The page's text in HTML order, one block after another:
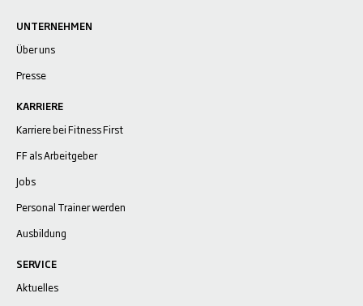
UNTERNEHMEN
Über uns
Presse
KARRIERE
Karriere bei Fitness First
FF als Arbeitgeber
Jobs
Personal Trainer werden
Ausbildung
SERVICE
Aktuelles